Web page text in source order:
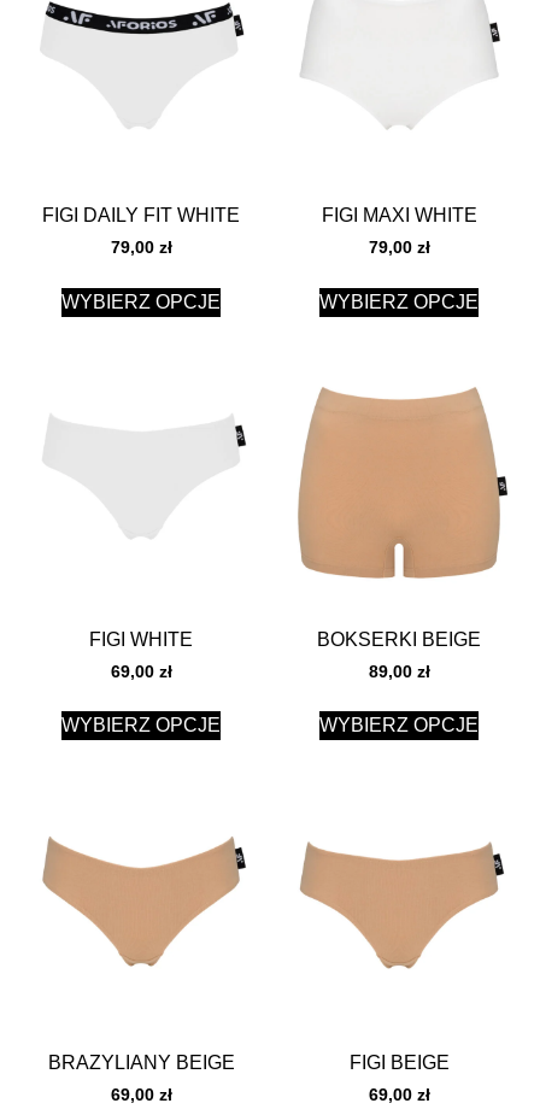
FIGI DAILY FIT WHITE
79,00 zł
WYBIERZ OPCJE
FIGI MAXI WHITE
79,00 zł
WYBIERZ OPCJE
FIGI WHITE
69,00 zł
WYBIERZ OPCJE
BOKSERKI BEIGE
89,00 zł
WYBIERZ OPCJE
BRAZYLIANY BEIGE
69,00 zł
FIGI BEIGE
69,00 zł